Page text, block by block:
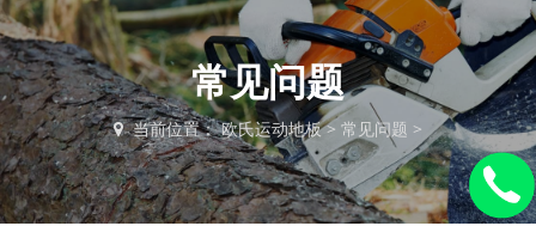
l
e
n
a
v
i
g
a
常见问题
当前位置：欧氏运动地板> 常见问题 >